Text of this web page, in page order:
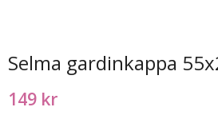
Selma gardinkappa
149 kr